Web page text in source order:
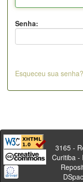
Senha:
Esqueceu sua senha?
Av.
3165 -